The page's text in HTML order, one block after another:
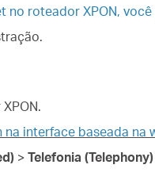
no roteador XPON,
interface baseada na
> Telefonia (Telephony)